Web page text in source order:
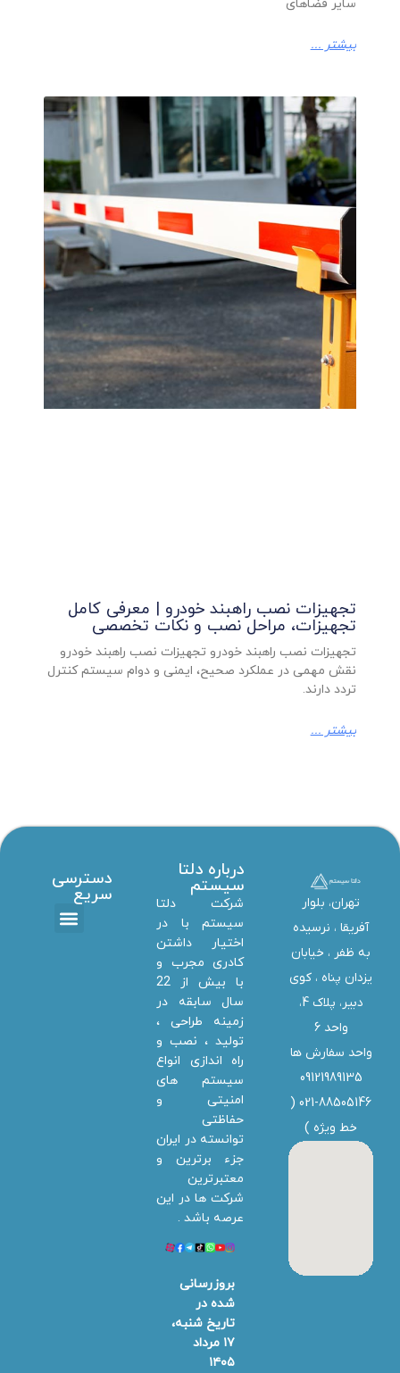
سایر فضاهای
بیشتر ...
تجهیزات نصب راهبند خودرو | معرفی کامل
تجهیزات، مراحل نصب و نکات تخصصی
تجهیزات نصب راهبند خودرو تجهیزات نصب راهبند خودرو
نقش مهمی در عملکرد صحیح، ایمنی و دوام سیستم کنترل
تردد دارند.
بیشتر ...
تهران، بلوار
آفریقا ، نرسیده
به ظفر ،‌ خیابان
یزدان پناه ، کوی
دبیر، پلاک 4،
واحد 6
واحد سفارش ها
09121989135
021-88505146 (
خط ویژه )
درباره دلتا
سیستم
شرکت دلتا
سیستم با در
اختیار داشتن
کادری مجرب و
با بیش از 22
سال سابقه در
زمینه طراحی ،
تولید ، نصب و
راه اندازی انواع
سیستم های
امنیتی و
حفاظتی
توانسته در ایران
جزء برترین و
معتبرترین
شرکت ها در این
عرصه باشد .
بروزرسانی
شده در
تاریخ شنبه،
۱۷ مرداد
۱۴۰۵
دسترسی
سریع